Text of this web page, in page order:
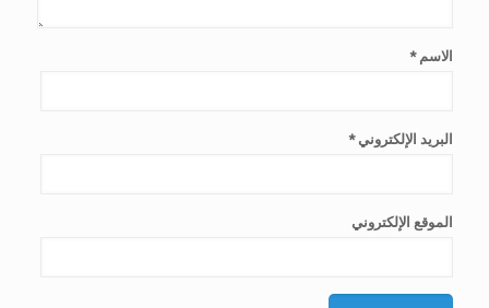
الاسم*
البريد الإلكتروني*
الموقع الإلكتروني